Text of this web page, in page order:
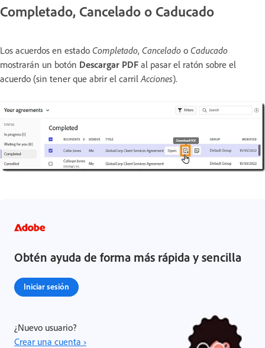
Completado, Cancelado o Caducado
Los acuerdos en estado Completado, Cancelado o Caducado
mostrarán un botón Descargar PDF al pasar el ratón sobre el
acuerdo (sin tener que abrir el carrilAcciones).
Obtén ayuda de forma más rápida y sencilla
Iniciar sesión
¿Nuevo usuario?
Crear una cuenta ›